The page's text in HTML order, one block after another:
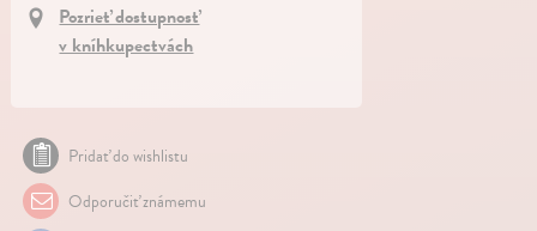
Pozrieť dostupnosť
v kníhkupectvách
Pridať do wishlistu
Odporučiť známemu